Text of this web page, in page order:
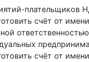
плательщиков
счёт от
счёт от имени